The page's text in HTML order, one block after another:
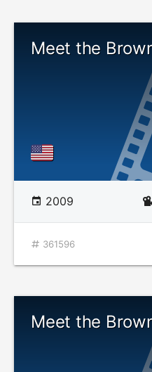
Meet the
2009
361596
Meet the